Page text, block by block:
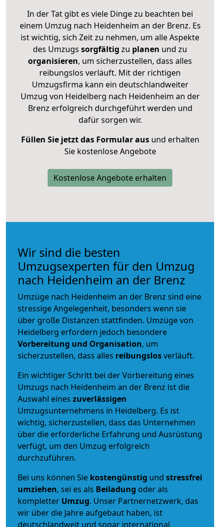
In der Tat gibt es viele Dinge zu beachten bei
einem Umzug nach Heidenheim an der Brenz. Es
ist wichtig, sich Zeit zu nehmen, um alle Aspekte
des Umzugs sorgfältig zu planen und zu
organisieren, um sicherzustellen, dass alles
reibungslos verläuft. Mit der richtigen
Umzugsfirma kann ein deutschlandweiter
Umzug von Heidelberg nach Heidenheim an der
Brenz erfolgreich durchgeführt werden und
dafür sorgen wir.
Füllen Sie jetzt das Formular ausund erhalten
Sie kostenlose Angebote
Kostenlose Angebote erhalten
Wir sind die besten
Umzugsexperten für den Umzug
nach Heidenheim an der Brenz
Umzüge nach Heidenheim an der Brenz sind eine
stressige Angelegenheit, besonders wenn sie
über große Distanzen stattfinden. Umzüge von
Heidelberg erfordern jedoch besondere
Vorbereitung und Organisation, um
sicherzustellen, dass alles reibungslosverläuft.
Ein wichtiger Schritt bei der Vorbereitung eines
Umzugs nach Heidenheim an der Brenz ist die
Auswahl eines zuverlässigen
Umzugsunternehmens in Heidelberg. Es ist
wichtig, sicherzustellen, dass das Unternehmen
über die erforderliche Erfahrung und Ausrüstung
verfügt, um den Umzug erfolgreich
durchzuführen.
Bei uns können Sie kostengünstig und stressfrei
umziehen, sei es als Beiladung oder als
kompletter Umzug. Unser Partnernetzwerk, das
wir über die Jahre aufgebaut haben, ist
deutschlandweit und sogar international